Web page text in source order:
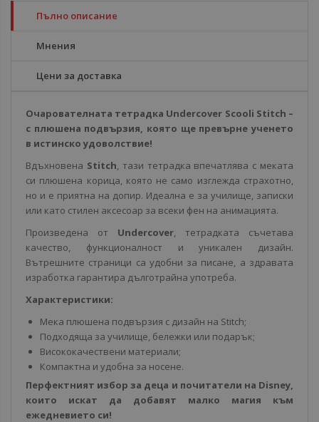
Пълно описание
Мнения
Цени за доставка
Очарователната тетрадка Undercover Scooli Stitch –
с плюшена подвързия, която ще превърне ученето
в истинско удоволствие!
Вдъхновена Stitch, тази тетрадка впечатлява с меката
си плюшена корица, която не само изглежда страхотно,
но и е приятна на допир. Идеална е за училище, записки
или като стилен аксесоар за всеки фен на анимацията.
Произведена от Undercover, тетрадката съчетава
качество, функционалност и уникален дизайн.
Вътрешните страници са удобни за писане, а здравата
изработка гарантира дълготрайна употреба.
Характеристики:
Мека плюшена подвързия с дизайн на Stitch;
Подходяща за училище, бележки или подарък;
Висококачествени материали;
Компактна и удобна за носене.
Перфектният избор за деца и почитатели на Disney,
които искат да добавят малко магия към
ежедневието си!